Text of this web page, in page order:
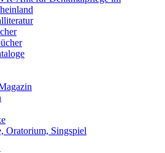
Oratorium, Singspiel